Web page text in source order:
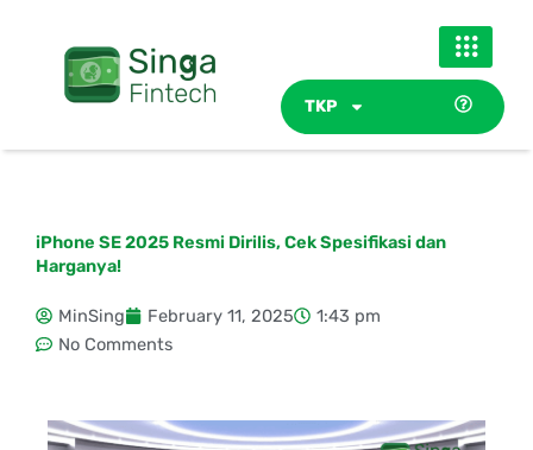
TKP
iPhone SE 2025 Resmi Dirilis, Cek Spesifikasi dan
Harganya!
MinSing February 11, 2025
1:43 pm
No Comments